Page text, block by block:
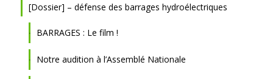
[Dossier] – défense des barrages hydroélectriques
BARRAGES : Le film !
Notre audition à l’Assemblé Nationale